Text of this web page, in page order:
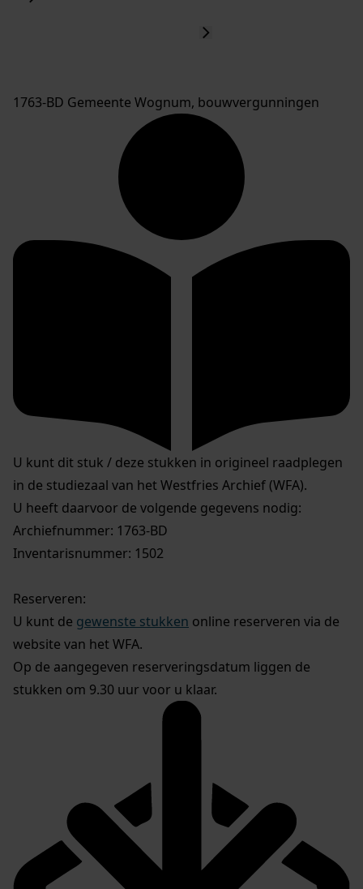
1763-BD Gemeente Wognum, bouwvergunningen
U kunt dit stuk / deze stukken in origineel raadplegen
in de studiezaal van het Westfries Archief (WFA).
U heeft daarvoor de volgende gegevens nodig:
Archiefnummer: 1763-BD
Inventarisnummer: 1502
Reserveren:
U kunt de gewenste stukken online reserveren via de
website van het WFA.
Op de aangegeven reserveringsdatum liggen de
stukken om 9.30 uur voor u klaar.